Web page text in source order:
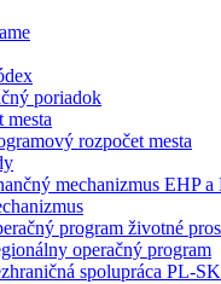
poriadok
mesta
rozpočet mesta
mechanizmus EHP
program životné
operačný program
spolupráca PL-SK